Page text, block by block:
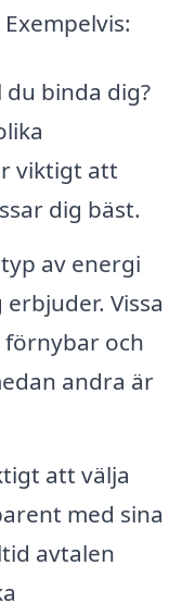
du binda dig?
viktigt att
dig bäst.
av energi
Vissa
förnybar och
andra är
att välja
med sina
avtalen